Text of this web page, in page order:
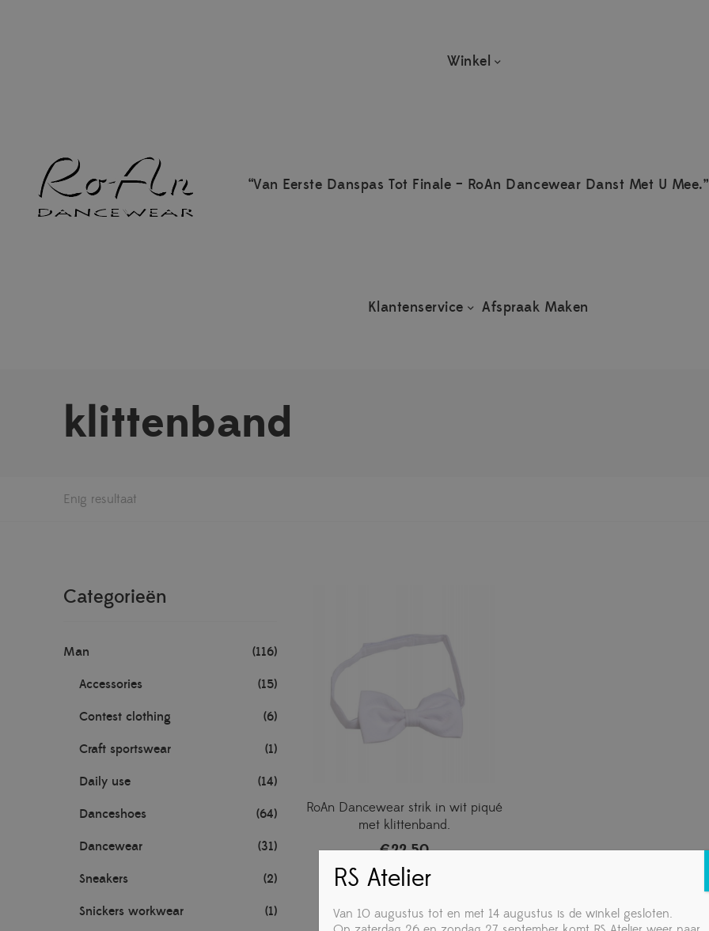
Winkel
“Van Eerste Danspas Tot Finale – RoAn Dancewear Danst Met U Mee.”
Klantenservice Afspraak Maken
klittenband
Enig resultaat
RoAn Dancewear strik in wit piqué
met klittenband.
€22,50
Categorieën
Man (116)
Accessories (15)
Contest clothing (6)
Craft sportswear (1)
Daily use (14)
Danceshoes (64)
Dancewear (31)
Sneakers (2)
Snickers workwear (1)
RS Atelier
Van 10 augustus tot en met 14 augustus is de winkel gesloten.